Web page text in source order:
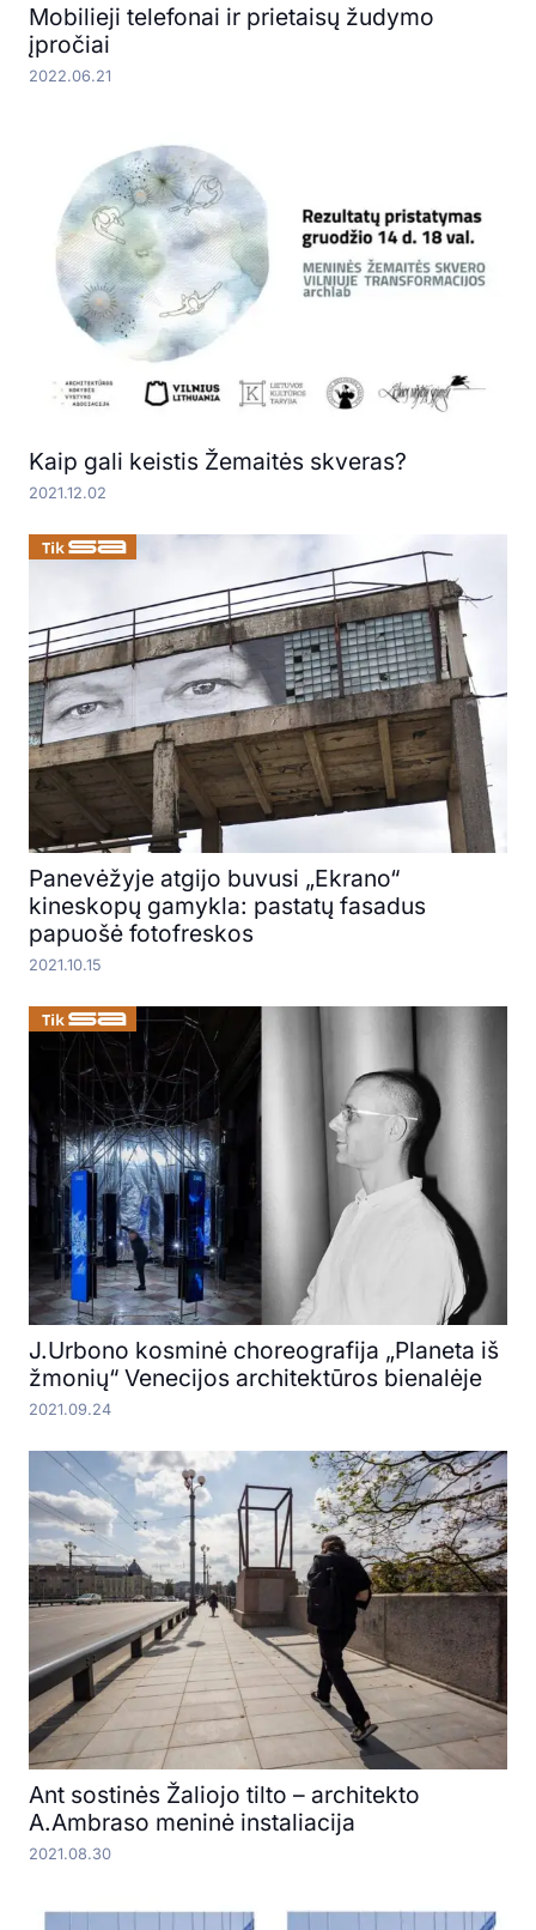
Mobilieji telefonai ir prietaisų žudymo
įpročiai
2022.06.21
Kaip gali keistis Žemaitės skveras?
2021.12.02
Panevėžyje atgijo buvusi „Ekrano“
kineskopų gamykla: pastatų fasadus
papuošė fotofreskos
2021.10.15
J.Urbono kosminė choreografija „Planeta iš
žmonių“ Venecijos architektūros bienalėje
2021.09.24
Ant sostinės Žaliojo tilto – architekto
A.Ambraso meninė instaliacija
2021.08.30